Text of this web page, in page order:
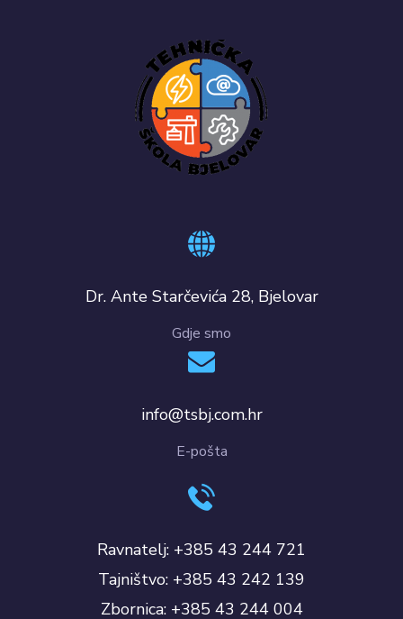
Dr. Ante Starčevića 28, Bjelovar
Gdje smo
info@tsbj.com.hr
E-pošta
Ravnatelj: +385 43 244 721
Tajništvo: +385 43 242 139
Zbornica: +385 43 244 004